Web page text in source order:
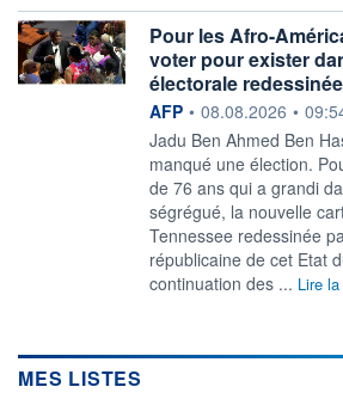
Pour les Afro-
voter pour exister
électorale redessinée
information fournie par
AFP • 08.08.2026 •
Jadu Ben Ahmed Ben
manqué une élection.
de 76 ans qui a grandi
ségrégué, la nouvelle
Tennessee redessinée
républicaine de cet Etat
continuation des ... Lire
MES LISTES